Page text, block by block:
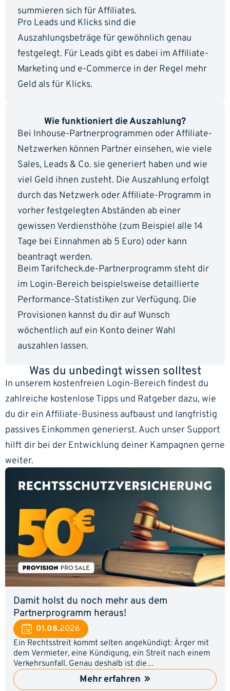
summieren sich für Affiliates.
Pro Leads und Klicks sind die
Auszahlungsbeträge für gewöhnlich genau
festgelegt. Für Leads gibt es dabei im Affiliate-
Marketing und e-Commerce in der Regel mehr
Geld als für Klicks.
Wie funktioniert die Auszahlung?
Bei Inhouse-Partnerprogrammen oder Affiliate-
Netzwerken können Partner einsehen, wie viele
Sales, Leads & Co. sie generiert haben und wie
viel Geld ihnen zusteht. Die Auszahlung erfolgt
durch das Netzwerk oder Affiliate-Programm in
vorher festgelegten Abständen ab einer
gewissen Verdiensthöhe (zum Beispiel alle 14
Tage bei Einnahmen ab 5 Euro) oder kann
beantragt werden.
Beim Tarifcheck.de-Partnerprogramm steht dir
im Login-Bereich beispielsweise detaillierte
Performance-Statistiken zur Verfügung. Die
Provisionen kannst du dir auf Wunsch
wöchentlich auf ein Konto deiner Wahl
auszahlen lassen.
Was du unbedingt wissen solltest
In unserem kostenfreien Login-Bereich findest du
zahlreiche kostenlose Tipps und Ratgeber dazu, wie
du dir ein Affiliate-Business aufbaust und langfristig
passives Einkommen generierst. Auch unser Support
hilft dir bei der Entwicklung deiner Kampagnen gerne
weiter.
Damit holst du noch mehr aus dem
Partnerprogramm heraus!
01.08.2026
Ein Rechtsstreit kommt selten angekündigt: Ärger mit
dem Vermieter, eine Kündigung, ein Streit nach einem
Verkehrsunfall. Genau deshalb ist die
Rechtsschutzversicherung für viele ein Thema, an dem
sie irgendwann nicht vorbeikommen. Zeig deinen
Mehr erfahren